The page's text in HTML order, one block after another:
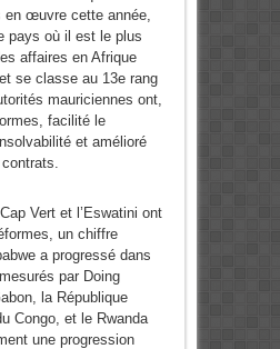
en œuvre cette année,
pays où il est le plus
affaires en Afrique
se classe au 13e rang
mauriciennes ont,
facilité le
et amélioré
Vert et l’Eswatini ont
un chiffre
a progressé dans
par Doing
la République
Congo, et le Rwanda
une progression